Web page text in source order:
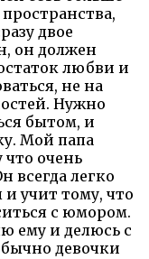
двое
он должен
любви и
не на
Нужно
бытом, и
Мой папа
что очень
всегда легко
учит тому, что
с юмором.
ему и делюсь с
девочки